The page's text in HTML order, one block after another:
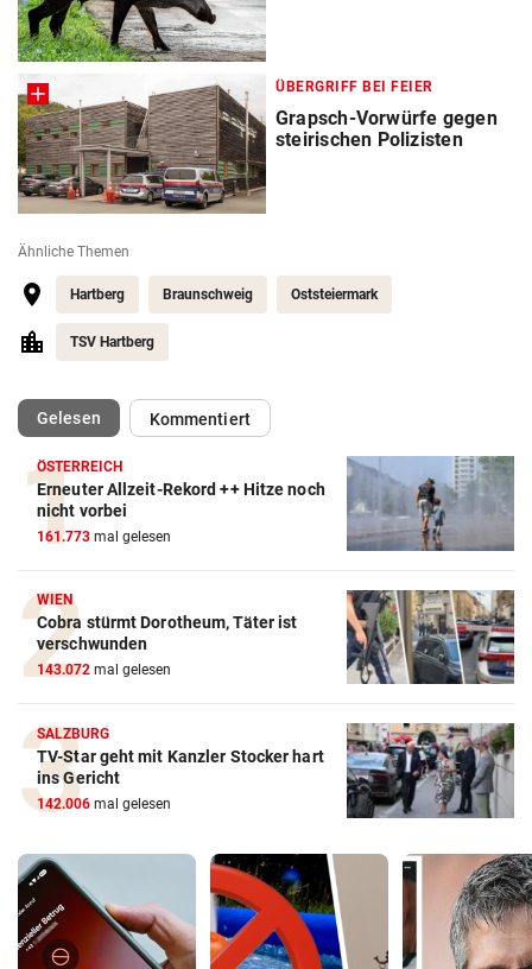
ÜBERGRIFF BEI FEIER
Grapsch-Vorwürfe gegen
steirischen Polizisten
Ähnliche Themen
Hartberg Braunschweig Oststeiermark
TSV Hartberg
Gelesen(ausgewählt)Kommentiert
ÖSTERREICH
Erneuter Allzeit-Rekord ++ Hitze noch
nicht vorbei
161.773 mal gelesen
WIEN
Cobra stürmt Dorotheum, Täter ist
verschwunden
143.072 mal gelesen
SALZBURG
TV-Star geht mit Kanzler Stocker hart
ins Gericht
142.006 mal gelesen